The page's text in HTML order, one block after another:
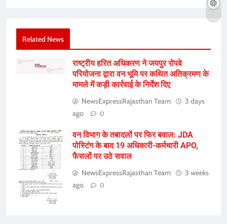
Related News
राष्ट्रीय हरित अधिकरण ने जयपुर रोपवे
परियोजना द्वारा वन भूमि पर कथित अतिक्रमण के
मामले में कड़ी कार्रवाई के निर्देश दिए
NewsExpressRajasthan Team
3 days
ago
0
वन विभाग के तबादलों पर फिर बवाल: JDA
पोस्टिंग के बाद 19 अधिकारी-कर्मचारी APO,
फैसलों पर उठे सवाल
NewsExpressRajasthan Team
3 weeks
ago
0